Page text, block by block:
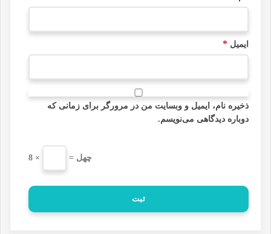
ایمیل*
ذخیره نام، ایمیل و وبسایت من در مرورگر برای زمانی که
دوباره دیدگاهی می‌نویسم.
8 × = چهل